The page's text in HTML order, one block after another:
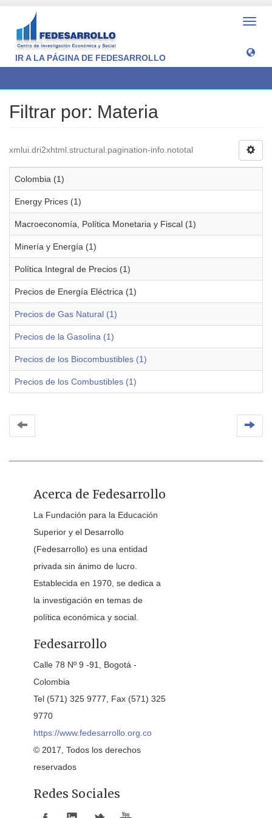
IR A LA PÁGINA DE FEDESARROLLO
Filtrar por: Materia
xmlui.dri2xhtml.structural.pagination-info.nototal
Colombia (1)
Energy Prices (1)
Macroeconomía, Política Monetaria y Fiscal (1)
Minería y Energía (1)
Política Integral de Precios (1)
Precios de Energía Eléctrica (1)
Precios de Gas Natural (1)
Precios de la Gasolina (1)
Precios de los Biocombustibles (1)
Precios de los Combustibles (1)
Acerca de Fedesarrollo
La Fundación para la Educación
Superior y el Desarrollo
(Fedesarrollo) es una entidad
privada sin ánimo de lucro.
Establecida en 1970, se dedica a
la investigación en temas de
política económica y social.
Fedesarrollo
Calle 78 Nº 9 -91, Bogotá -
Colombia
Tel (571) 325 9777, Fax (571) 325
9770
https://www.fedesarrollo.org.co
© 2017, Todos los derechos
reservados
Redes Sociales